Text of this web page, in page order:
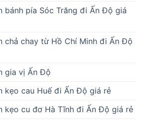
bánh pía Sóc Trăng đi Ấn Độ giá
chả chay từ Hồ Chí Minh đi Ấn Độ
gia vị Ấn Độ
kẹo cau Huế đi Ấn Độ giá rẻ
kẹo cu đơ Hà Tĩnh đi Ấn Độ giá rẻ